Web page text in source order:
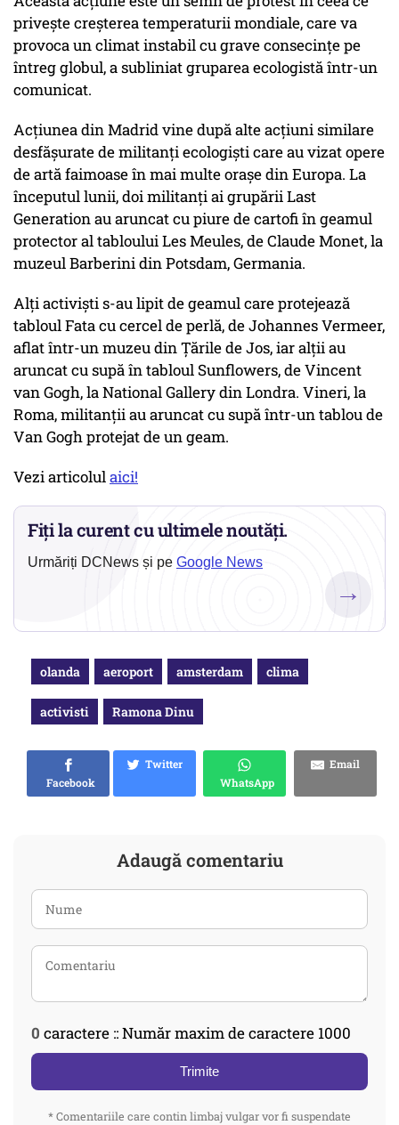
priveşte creşterea temperaturii mondiale, care va
provoca un climat instabil cu grave consecinţe pe
întreg globul, a subliniat gruparea ecologistă într-un
comunicat.
Acţiunea din Madrid vine după alte acţiuni similare
desfăşurate de militanţi ecologişti care au vizat opere
de artă faimoase în mai multe oraşe din Europa. La
începutul lunii, doi militanţi ai grupării Last
Generation au aruncat cu piure de cartofi în geamul
protector al tabloului Les Meules, de Claude Monet, la
muzeul Barberini din Potsdam, Germania.
Alţi activişti s-au lipit de geamul care protejează
tabloul Fata cu cercel de perlă, de Johannes Vermeer,
aflat într-un muzeu din Ţările de Jos, iar alţii au
aruncat cu supă în tabloul Sunflowers, de Vincent
van Gogh, la National Gallery din Londra. Vineri, la
Roma, militanţii au aruncat cu supă într-un tablou de
Van Gogh protejat de un geam.
Vezi articolulaici!
Fiți la curent cu ultimele noutăți.
Urmăriți DCNews și pe Google News
→
olanda aeroport amsterdam clima
activisti Ramona Dinu
Facebook
Twitter
WhatsApp
Email
Adaugă comentariu
0 caractere :: Număr maxim de caractere 1000
Trimite
* Comentariile care contin limbaj vulgar vor fi suspendate